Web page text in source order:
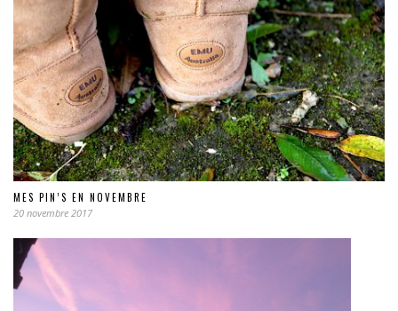
MES PIN’S EN NOVEMBRE
20 novembre 2017